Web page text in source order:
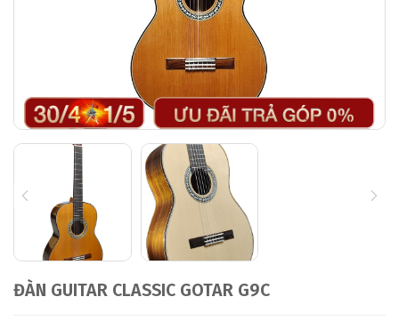
ĐÀN GUITAR CLASSIC GOTAR G9C